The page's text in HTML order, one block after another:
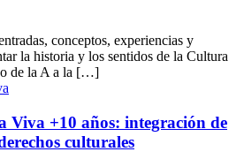
conceptos, experiencias y
la historia y los sentidos de la Cultura
de la A a la […]
+10 años: integración de
culturales